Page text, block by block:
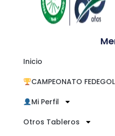
Inicio
CAMPEONATO
Mi Perfil
Otros Tableros